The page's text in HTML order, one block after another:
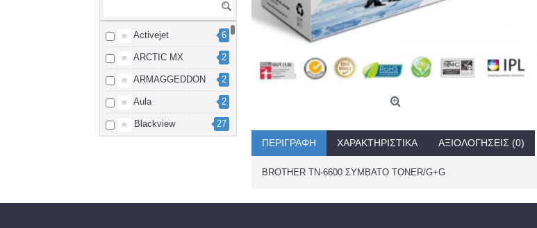
Activejet 6
ARCTIC MX 2
ARMAGGEDDON 2
Aula 2
Blackview 27
ΠΕΡΙΓΡΑΦΉ ΧΑΡΑΚΤΗΡΙΣΤΙΚΆ ΑΞΙΟΛΟΓΉΣΕΙΣ (0)
BROTHER TN-6600 ΣΥΜΒΑΤΟ TONER/G+G